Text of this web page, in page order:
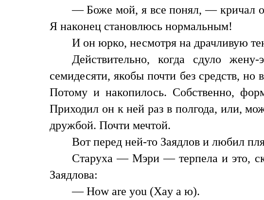
— Боже мой, я все понял, — кричал
Я наконец становлюсь нормальным!
И он юрко, несмотря на драчливую
Действительно, когда сдуло
семидесяти, якобы почти без средств, но
Потому и накопилось. Собственно,
Приходил он к ней раз в полгода, или,
дружбой. Почти мечтой.
Вот перед ней-то Заядлов и любил
Старуха — Мэри — терпела и это,
Заядлова:
— How are you (Xay а ю).